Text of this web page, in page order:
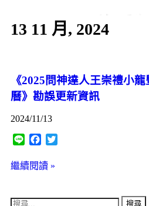
60秒看
13 11 月, 2024
《2025問神達人王崇禮小
曆》勘誤更新資訊
2024/11/13
Line Facebook
繼續閱讀 »